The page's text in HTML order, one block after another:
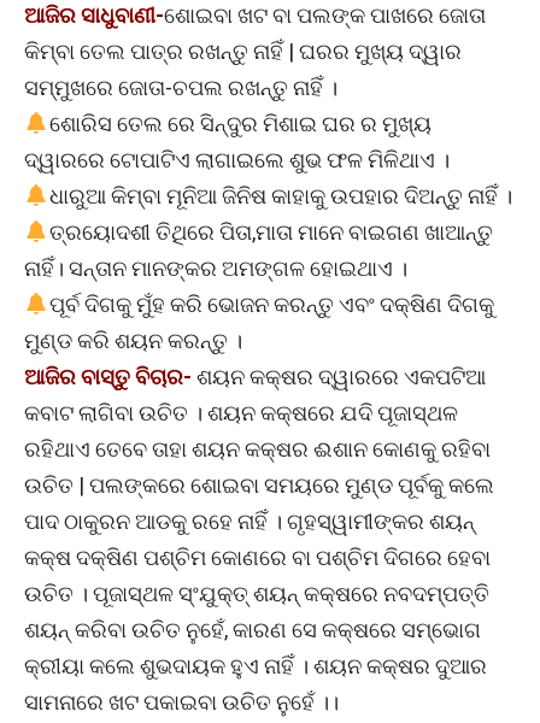
ଆଜିର ସାଧୁବାଣୀ-ଶୋଇବା ଖଟ ବା ପଲଙ୍କ ପାଖରେ ଜୋତା
କିମ୍ବା ତେଲ ପାତ୍ର ରଖନ୍ତୁ ନାହିଁ | ଘରର ମୁଖ୍ୟ ଦ୍ୱାର
ସମ୍ମୁଖରେ ଜୋତା-ଚପଲ ରଖନ୍ତୁ ନାହିଁ ।
ଶୋରିସ ତେଲ ରେ ସିନ୍ଦୁର ମିଶାଇ ଘର ର ମୁଖ୍ୟ
ଦ୍ୱାରରେ ଟୋପାଟିଏ ଲାଗାଇଲେ ଶୁଭ ଫଳ ମିଳିଥାଏ ।
ଧାରୁଆ କିମ୍ବା ମୂନିଆ ଜିନିଷ କାହାକୁ ଉପହାର ଦିଅନ୍ତୁ ନାହିଁ ।
ତ୍ରୟୋଦଶୀ ତିଥିରେ ପିତା,ମାତା ମାନେ ବାଇଗଣ ଖାଆନ୍ତୁ
ନାହିଁ। ସନ୍ତାନ ମାନଙ୍କର ଅମଙ୍ଗଳ ହୋଇଥାଏ ।
ପୂର୍ବ ଦିଗକୁ ମୁଁହ କରି ଭୋଜନ କରନ୍ତୁ ଏବଂ ଦକ୍ଷିଣ ଦିଗକୁ
ମୁଣ୍ଡ କରି ଶୟନ କରନ୍ତୁ ।
ଆଜିର ବାସ୍ତୁ ବିଚାର- ଶୟନ କକ୍ଷର ଦ୍ୱାରରେ ଏକପଟିଆ
କବାଟ ଲାଗିବା ଉଚିତ । ଶୟନ କକ୍ଷରେ ଯଦି ପୂଜାସ୍ଥଳ
ରହିଥାଏ ତେବେ ତାହା ଶୟନ କକ୍ଷର ଈଶାନ କୋଣକୁ ରହିବା
ଉଚିତ | ପଲଙ୍କରେ ଶୋଇବା ସମୟରେ ମୁଣ୍ଡ ପୂର୍ବକୁ କଲେ
ପାଦ ଠାକୁରନ ଆଡକୁ ରହେ ନାହିଁ । ଗୃହସ୍ୱାମୀଙ୍କର ଶୟନ୍
କକ୍ଷ ଦକ୍ଷିଣ ପଶ୍ଚିମ କୋଣରେ ବା ପଶ୍ଚିମ ଦିଗରେ ହେବା
ଉଚିତ । ପୂଜାସ୍ଥଳ ସ୍ଂଯୁକ୍ତ୍ ଶୟନ୍ କକ୍ଷରେ ନବଦମ୍ପତ୍ତି
ଶୟନ୍ କରିବା ଉଚିତ ନୁହେଁ, କାରଣ ସେ କକ୍ଷରେ ସମ୍ଭୋଗ
କ୍ରୀୟା କଲେ ଶୁଭଦାୟକ ହୁଏ ନାହିଁ । ଶୟନ କକ୍ଷର ଦୁଆର
ସାମନାରେ ଖଟ ପକାଇବା ଉଚିତ ନୁହେଁ ।।